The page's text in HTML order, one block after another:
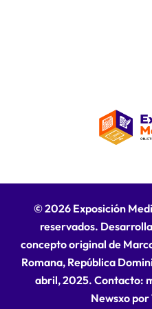
© 2026 Exposición
reservados.
concepto original de
Romana, República
abril, 2025. Contacto:
Newsxo por